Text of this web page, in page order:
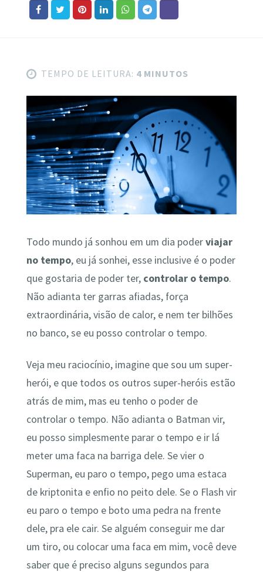
TEMPO DE LEITURA: 4 MINUTOS
Todo mundo já sonhou em um dia poderviajar
no tempo, eu já sonhei, esse inclusive é o poder
que gostaria de poder ter, controlar o tempo.
Não adianta ter garras afiadas, força
extraordinária, visão de calor, e nem ter bilhões
no banco, se eu posso controlar o tempo.
Veja meu raciocínio, imagine que sou um super-
herói, e que todos os outros super-heróis estão
atrás de mim, mas eu tenho o poder de
controlar o tempo. Não adianta o Batman vir,
eu posso simplesmente parar o tempo e ir lá
meter uma faca na barriga dele. Se vier o
Superman, eu paro o tempo, pego uma estaca
de kriptonita e enfio no peito dele. Se o Flash vir
eu paro o tempo e boto uma pedra na frente
dele, pra ele cair. Se alguém conseguir me dar
um tiro, ou colocar uma faca em mim, você deve
saber que é preciso alguns segundos para